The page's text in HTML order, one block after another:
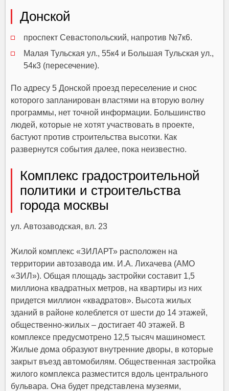
Донской
проспект Севастопольский, напротив №7к6.
Малая Тульская ул., 55к4 и Большая Тульская ул.,
54к3 (пересечение).
По адресу 5 Донской проезд переселение и снос
которого запланирован властями на вторую волну
программы, нет точной информации. Большинство
людей, которые не хотят участвовать в проекте,
бастуют против строительства высотки. Как
развернутся события далее, пока неизвестно.
Комплекс градостроительной
политики и строительства
города москвы
ул. Автозаводская, вл. 23
Жилой комплекс «ЗИЛАРТ» расположен на
территории автозавода им. И.А. Лихачева (АМО
«ЗИЛ»). Общая площадь застройки составит 1,5
миллиона квадратных метров, на квартиры из них
придется миллион «квадратов». Высота жилых
зданий в районе колеблется от шести до 14 этажей,
общественно-жилых – достигает 40 этажей. В
комплексе предусмотрено 12,5 тысяч машиномест.
Жилые дома образуют внутренние дворы, в которые
закрыт въезд автомобилям. Общественная застройка
жилого комплекса разместится вдоль центрального
бульвара. Она будет представлена музеями,